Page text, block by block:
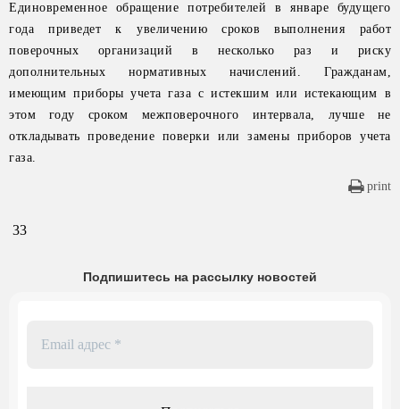
Единовременное обращение потребителей в январе будущего
года приведет к увеличению сроков выполнения работ
поверочных организаций в несколько раз и риску
дополнительных нормативных начислений. Гражданам,
имеющим приборы учета газа с истекшим или истекающим в
этом году сроком межповерочного интервала, лучше не
откладывать проведение поверки или замены приборов учета
газа.
print
33
Подпишитесь на рассылку новостей